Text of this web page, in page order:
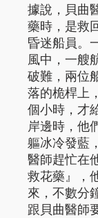
據說，貝曲
藥時，是救
昏迷船員。
風中，一艘
破難，兩位
落的桅桿上
個小時，才
岸邊時，他
軀冰冷發藍
醫師趕忙在
救花藥』，
來，不數分
跟貝曲醫師